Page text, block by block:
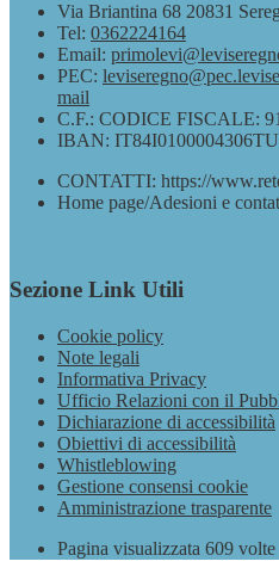
Via Briantina 68 20831
Tel: 0362224164
Email:
PEC:
mail
C.F.: CODICE FISCALE:
IBAN:
CONTATTI: https://
Home page/Adesioni e
Sezione Link Utili
Cookie policy
Note legali
Informativa Privacy
Ufficio Relazioni con il
Dichiarazione di accessibilità
Obiettivi di accessibilità
Whistleblowing
Gestione consensi cookie
Amministrazione trasparente
Pagina visualizzata 609 volte